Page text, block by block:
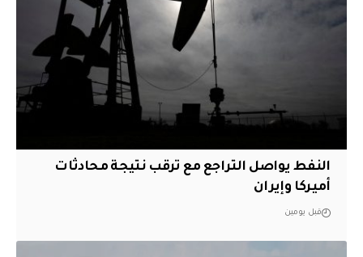
النفط يواصل التراجع مع ترقب نتيجة محادثات
أميركا وإيران
قبل يومين